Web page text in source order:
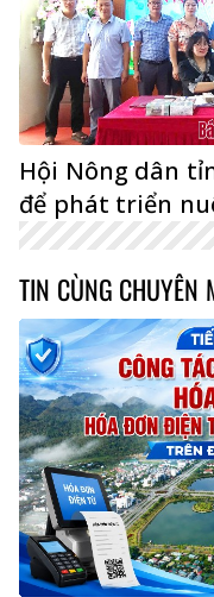
Hội Nông dân
để phát triển
TIN CÙNG CHUYÊN